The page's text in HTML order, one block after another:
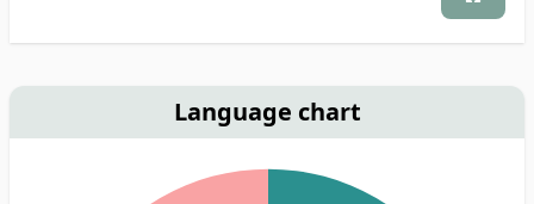
Language chart